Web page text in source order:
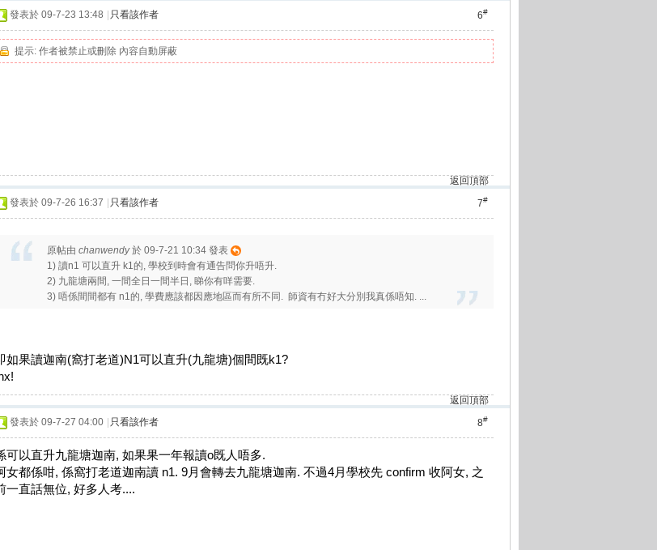
6#
發表於 09-7-23 13:48 只看該作者
提示: 作者被禁止或刪除 內容自動屏蔽
返回頂部
7#
發表於 09-7-26 16:37 只看該作者
原帖由 chanwendy於 09-7-21 10:34 發表
1) 讀n1 可以直升 k1的, 學校到時會有通告問你升唔升.
2) 九龍塘兩間, 一間全日一間半日, 睇你有咩需要.
3) 唔係間間都有 n1的, 學費應該都因應地區而有所不同. 師資有冇好大分別我真係唔知. ...
如果讀迦南(窩打老道)N1可以直升(九龍塘)個間既k1?
返回頂部
8#
發表於 09-7-27 04:00 只看該作者
可以直升九龍塘迦南, 如果果一年報讀o既人唔多.
女都係咁, 係窩打老道迦南讀 n1. 9月會轉去九龍塘迦南. 不過4月學校先 confirm 收阿女, 之
一直話無位, 好多人考....